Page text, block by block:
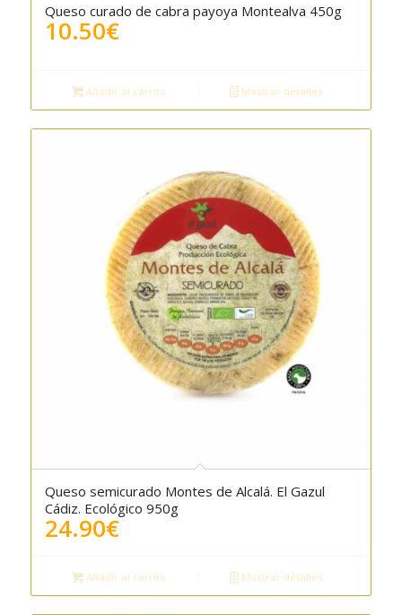
5.00
Queso curado de cabra payoya Montealva 450g
10.50€
Añadir al carrito Mostrar detalles
5.00
Queso semicurado Montes de Alcalá. El Gazul
Cádiz. Ecológico 950g
24.90€
Añadir al carrito Mostrar detalles